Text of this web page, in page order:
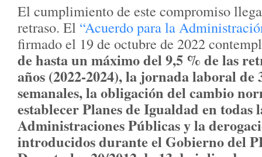
El cumplimiento de este compromiso
retraso. El “Acuerdo para la
firmado el 19 de octubre de 2022
de hasta un máximo del 9,5 % de las
años (2022-2024), la jornada laboral de
semanales, la obligación del cambio
establecer Planes de Igualdad en todas
Administraciones Públicas y la
introducidos durante el Gobierno del